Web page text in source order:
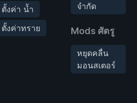
ตั้งค่า น้ำ
ตั้งค่าทราย
จำกัด
Mods ศัตรู
หยุดคลื่น
มอนสเตอร์